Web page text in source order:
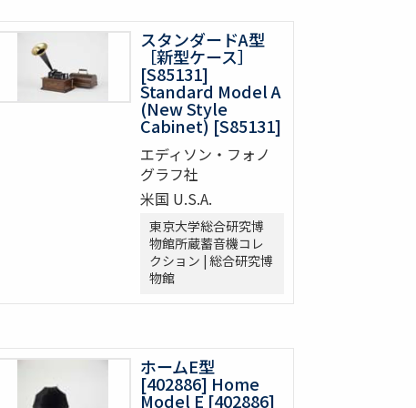
スタンダードA型
［新型ケース］
[S85131]
Standard Model A
(New Style
Cabinet) [S85131]
エディソン・フォノ
グラフ社
米国 U.S.A.
東京大学総合研究博
物館所蔵蓄音機コレ
クション | 総合研究博
物館
ホームE型
[402886] Home
Model E [402886]